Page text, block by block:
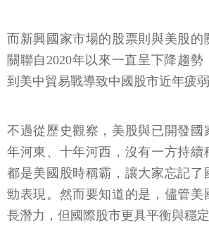
而新興國家市場的股票則與美股的
關聯自2020年以來一直呈下降趨
到美中貿易戰導致中國股市近年疲弱
不過從歷史觀察，美股與已開發國
年河東、十年河西，沒有一方持續
都是美國股時稱霸，讓大家忘記了
勁表現。然而要知道的是，儘管美
長潛力，但國際股市更具平衡與穩定